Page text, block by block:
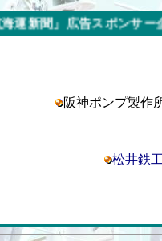
スポンサー企業
阪神ポンプ製
松井鉄